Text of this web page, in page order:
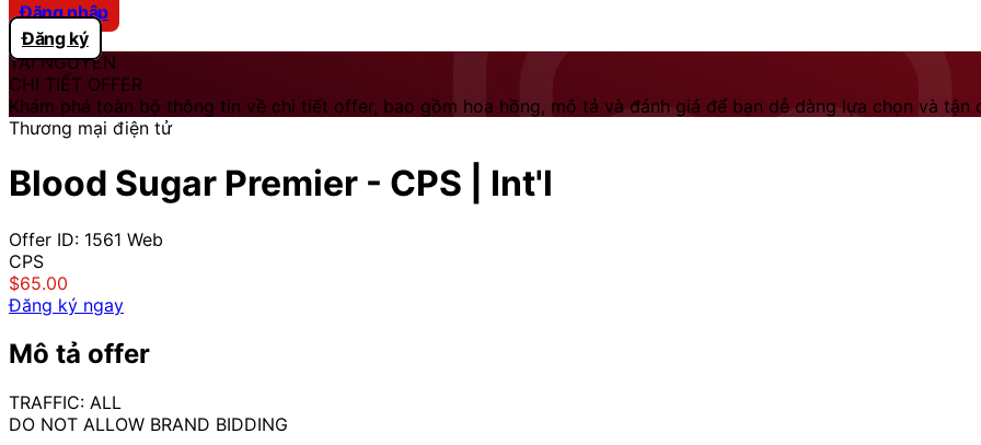
Đăng nhập
Đăng ký
TÀI NGUYÊN
CHI TIẾT OFFER
Khám phá toàn bộ thông tin về chi tiết offer, bao gồm hoa hồng, mô tả và đánh giá để bạn dễ dàng lựa chọn và tận
Thương mại điện tử
Blood Sugar Premier - CPS | Int'l
Offer ID: 1561 Web
CPS
$65.00
Đăng ký ngay
Mô tả offer
TRAFFIC: ALL
DO NOT ALLOW BRAND BIDDING